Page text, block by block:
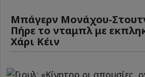
Μπάγερν Μονάχου-
Πήρε το νταμπλ με
Χάρι Κέιν